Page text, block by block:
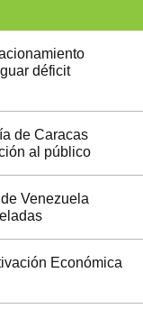
déficit
de Caracas
al público
Venezuela
Económica